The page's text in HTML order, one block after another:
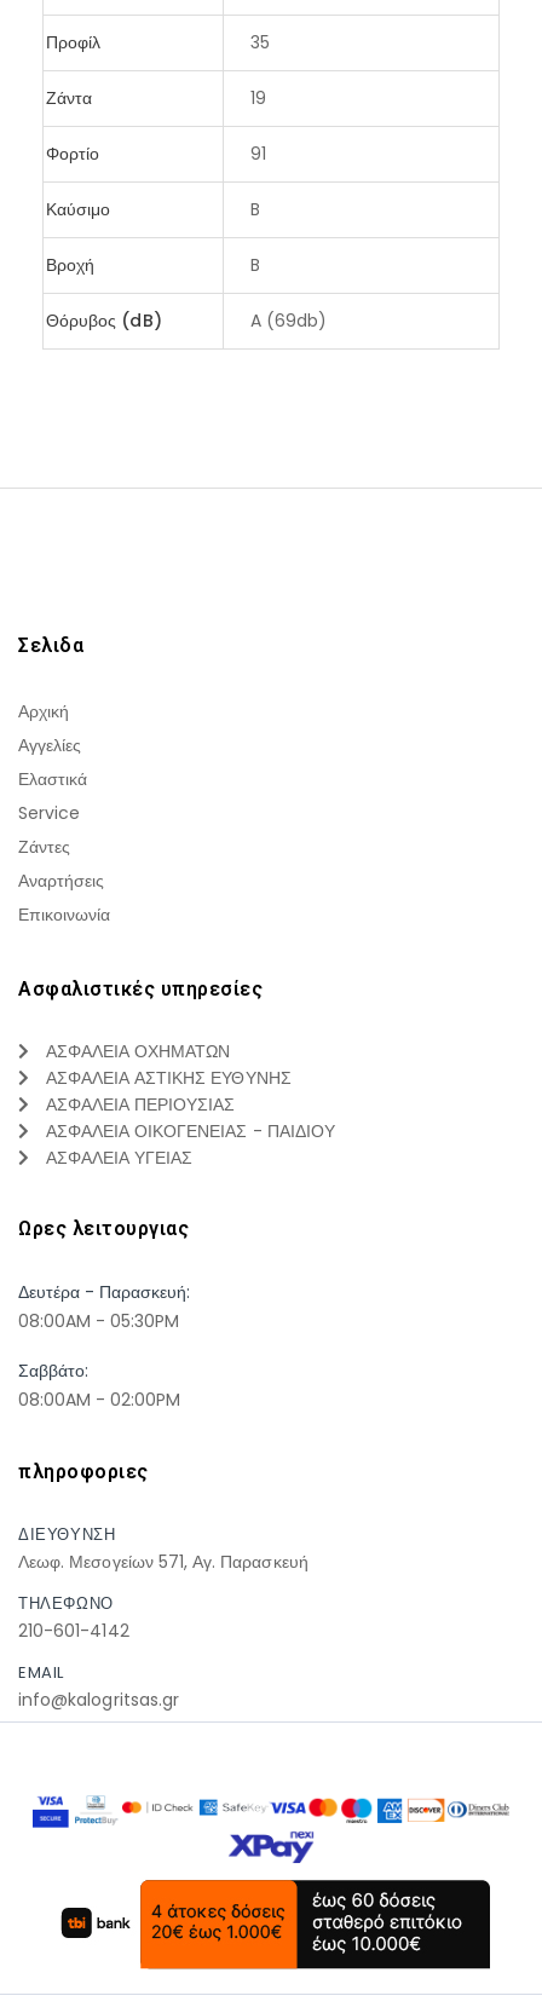
Προφίλ 35
Ζάντα 19
Φορτίο 91
Καύσιμο B
Βροχή B
Θόρυβος (dB) A (69db)
Σελιδα
Αρχική
Αγγελίες
Ελαστικά
Service
Ζάντες
Αναρτήσεις
Επικοινωνία
Ασφαλιστικές υπηρεσίες
ΑΣΦΑΛΕΙΑ ΟΧΗΜΑΤΩΝ
ΑΣΦΑΛΕΙΑ ΑΣΤΙΚΗΣ ΕΥΘΥΝΗΣ
ΑΣΦΑΛΕΙΑ ΠΕΡΙΟΥΣΙΑΣ
ΑΣΦΑΛΕΙΑ ΟΙΚΟΓΕΝΕΙΑΣ - ΠΑΙΔΙΟΥ
ΑΣΦΑΛΕΙΑ ΥΓΕΙΑΣ
Ωρες λειτουργιας
Δευτέρα - Παρασκευή:
08:00AM - 05:30PM
Σαββάτο:
08:00AM - 02:00PM
πληροφοριες
ΔΙΕΥΘΥΝΣΗ
Λεωφ. Μεσογείων 571, Αγ. Παρασκευή
ΤΗΛΕΦΩΝΟ
210-601-4142
EMAIL
info@kalogritsas.gr